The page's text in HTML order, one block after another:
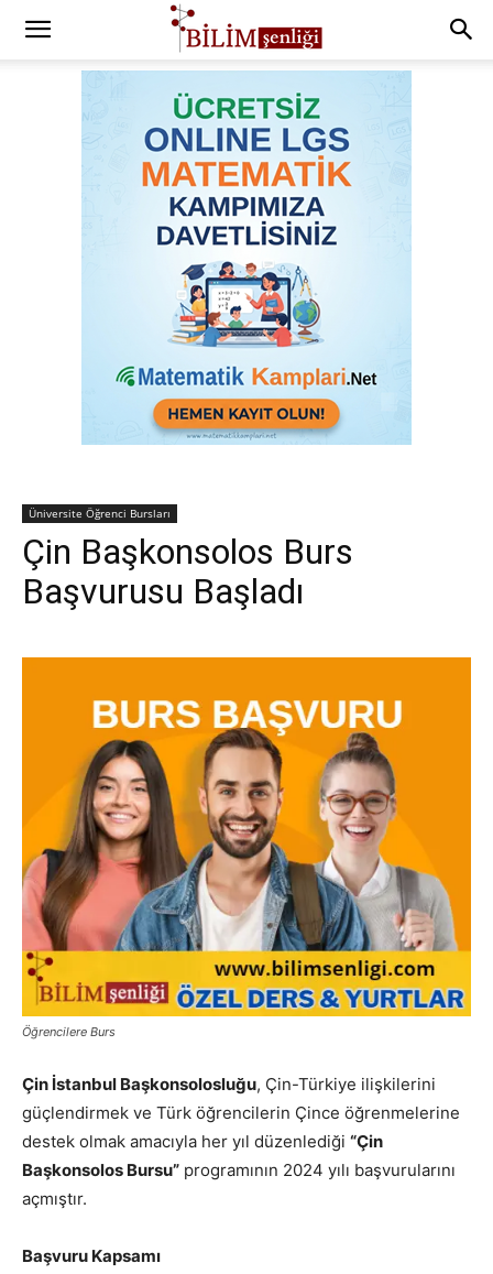
Üniversite Öğrenci Bursları
Çin Başkonsolos Burs
Başvurusu Başladı
Öğrencilere Burs
Çin İstanbul Başkonsolosluğu, Çin-Türkiye ilişkilerini
güçlendirmek ve Türk öğrencilerin Çince öğrenmelerine
destek olmak amacıyla her yıl düzenlediği “Çin
Başkonsolos Bursu” programının 2024 yılı başvurularını
açmıştır.
Başvuru Kapsamı